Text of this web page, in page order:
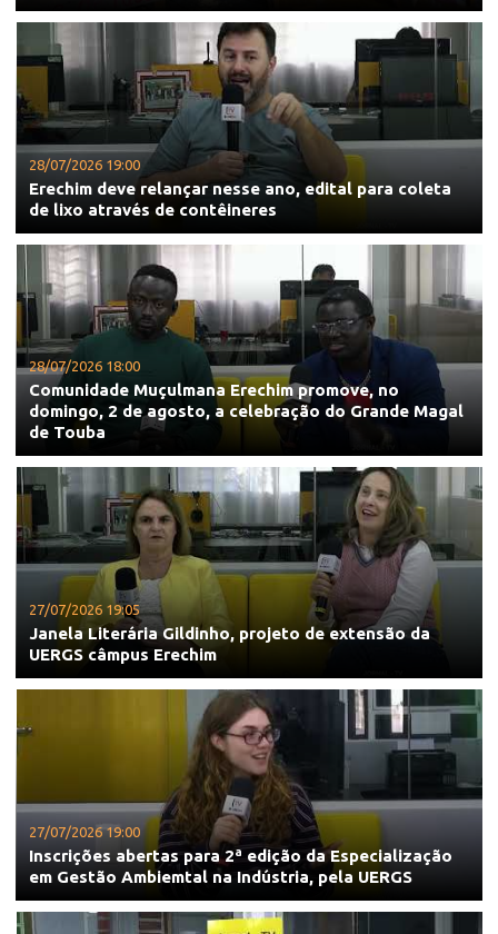
28/07/2026 19:00
Erechim deve relançar nesse ano, edital para coleta
de lixo através de contêineres
28/07/2026 18:00
Comunidade Muçulmana Erechim promove, no
domingo, 2 de agosto, a celebração do Grande Magal
de Touba
27/07/2026 19:05
Janela Literária Gildinho, projeto de extensão da
UERGS câmpus Erechim
27/07/2026 19:00
Inscrições abertas para 2ª edição da Especialização
em Gestão Ambiemtal na Indústria, pela UERGS